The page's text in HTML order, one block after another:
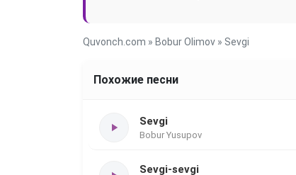
Quvonch.com » Bobur Olimov » Sevgi
Похожие песни
Sevgi
Bobur Yusupov
Sevgi-sevgi